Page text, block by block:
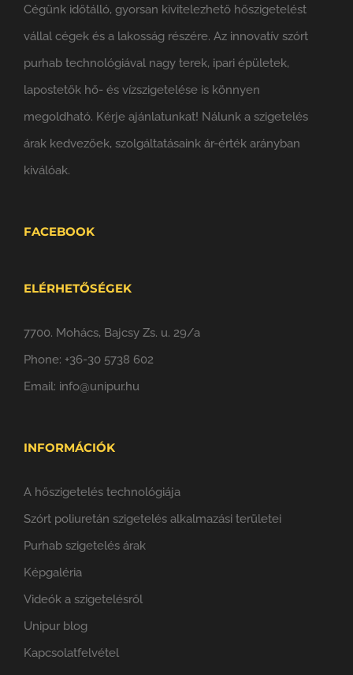
Cégünk időtálló, gyorsan kivitelezhető hőszigetelést
vállal cégek és a lakosság részére. Az innovatív szórt
purhab technológiával nagy terek, ipari épületek,
lapostetők hő- és vízszigetelése is könnyen
megoldható. Kérje ajánlatunkat! Nálunk a szigetelés
árak kedvezőek, szolgáltatásaink ár-érték arányban
kiválóak.
FACEBOOK
ELÉRHETŐSÉGEK
7700. Mohács, Bajcsy Zs. u. 29/a
Phone: +36-30 5738 602
Email: info@unipur.hu
INFORMÁCIÓK
A hőszigetelés technológiája
Szórt poliuretán szigetelés alkalmazási területei
Purhab szigetelés árak
Képgaléria
Videók a szigetelésről
Unipur blog
Kapcsolatfelvétel